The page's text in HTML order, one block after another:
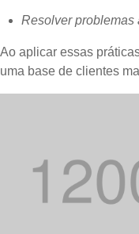
Resolver problemas
Ao aplicar essas
uma base de clientes